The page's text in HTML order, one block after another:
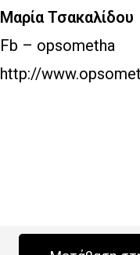
Μαρία Τσακαλίδου
Fb – opsometha
http://